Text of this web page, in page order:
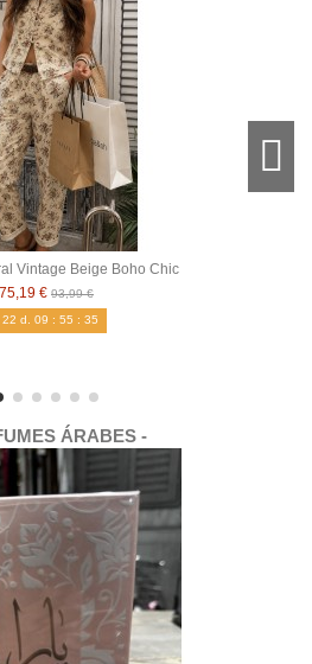
Vintage Beige Boho Chic
75,19 € 93,99 €
22 d. 09 : 55 : 34
ÁRABES -